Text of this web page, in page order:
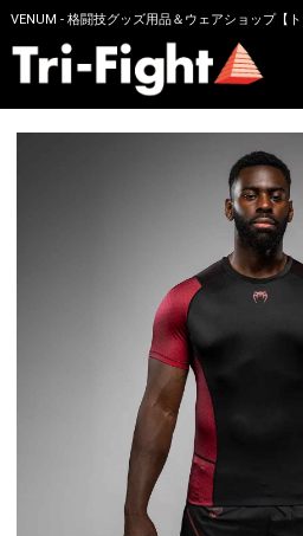
VENUM - 格闘技グッズ用品＆ウェアショップ【ト